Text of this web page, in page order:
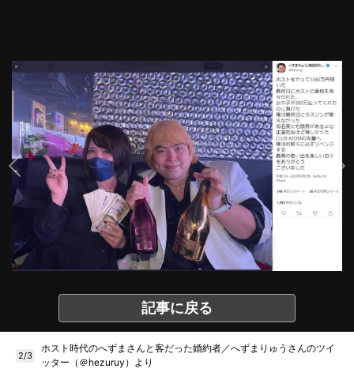
記事に戻る
2/3
ホスト時代のへずまさんと客だった婚約者／へずまりゅうさんのツイ
ッター（＠hezuruy）より